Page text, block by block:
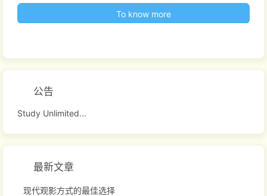
To know more
公告
Study Unlimited...
最新文章
现代观影方式的最佳选择